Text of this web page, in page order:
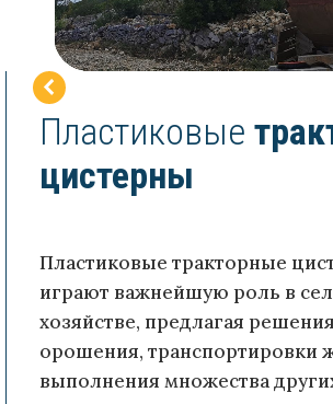
Пластиковые
цистерны
Пластиковые тракторные
играют важнейшую роль в
хозяйстве, предлагая
орошения, транспортировки
выполнения множества